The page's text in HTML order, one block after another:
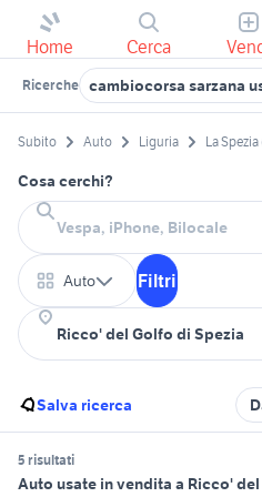
Home Cerca
Ricerche cambiocorsa sarzana
Subito Auto Liguria La
Cosa cerchi?
Auto Filtri
Salva ricerca
5 risultati
Auto usate in vendita a Ricco'